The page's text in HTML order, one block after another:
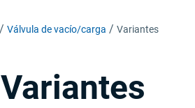
Válvula de vacío/carga Variantes
Variantes